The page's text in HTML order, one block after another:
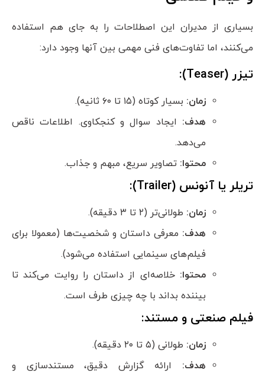
بسیاری از مدیران این اصطلاحات را به جای هم استفاده
می‌کنند، اما تفاوت‌های فنی مهمی بین آنها وجود دارد:
تیزر (Teaser
):
زمان: بسیار کوتاه (۱۵ تا ۶۰ ثانیه).
هدف: ایجاد سوال و کنجکاوی. اطلاعات ناقص
می‌دهد.
محتوا: تصاویر سریع، مبهم و جذاب.
تریلر یا آنونس (Trailer
):
زمان: طولانی‌تر (۲ تا ۳ دقیقه).
هدف: معرفی داستان و شخصیت‌ها (معمولا برای
فیلم‌های سینمایی استفاده می‌شود).
محتوا: خلاصه‌ای از داستان را روایت می‌کند تا
بیننده بداند با چه چیزی طرف است.
فیلم صنعتی و مستند:
زمان: طولانی (۵ تا ۲۰ دقیقه).
هدف: ارائه گزارش دقیق، مستندسازی و